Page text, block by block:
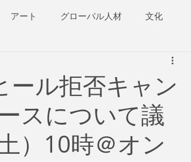
アート グローバル人材 文化
社会政策
新型コロナウイルス
シャル・メディア 資格試験
ール拒否キャン
スについて議
）10時＠オン